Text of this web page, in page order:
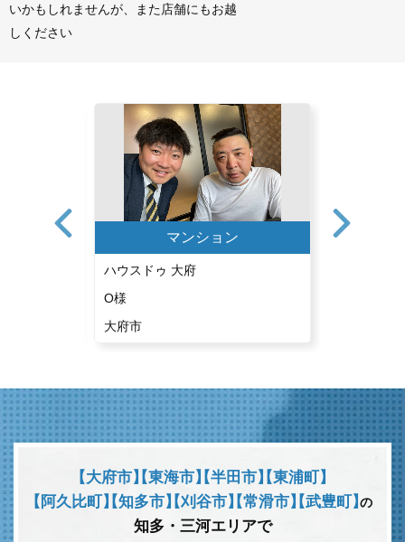
いかもしれませんが、また店舗にもお越
しください
マンション
ハウスドゥ 大府
O様
大府市
【大府市】【東海市】【半田市】【東浦町】
【阿久比町】【知多市】【刈谷市】【常滑市】【武豊町】の
知多・三河エリアで